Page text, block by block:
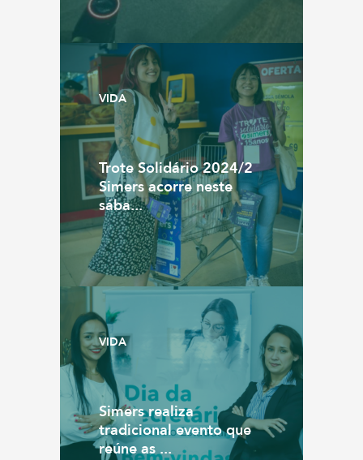
VIDA
Trote Solidário 2024/2
Simers acorre neste
sába...
VIDA
Simers realiza
tradicional evento que
reúne as ...